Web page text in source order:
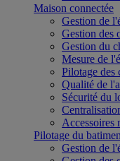
Maison connectée
Gestion de
Gestion des
Gestion du
Mesure de
Pilotage des
Qualité de
Sécurité du
Accessoires
Pilotage du
Gestion de